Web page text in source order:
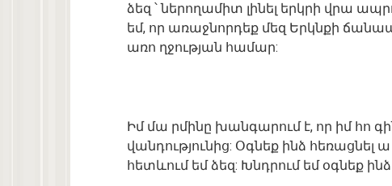
ձեզ ՝ ներողամիտ լինել երկրի վրա
եմ, որ առաջնորդեք մեզ Երկնքի
առո ղջության համար:
Իմ մա րմինը խանգարում է, որ իմ հո
վանդությունից: Օգնեք ինձ
հետևում եմ ձեզ: Խնդրում եմ օգնեք